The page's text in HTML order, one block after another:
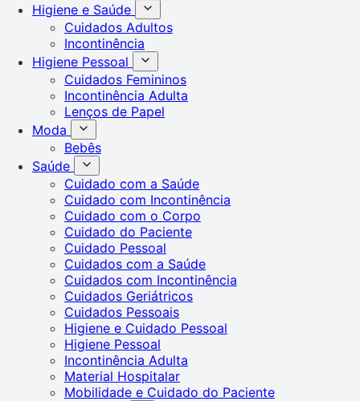
Higiene e Saúde
Cuidados Adultos
Incontinência
Higiene Pessoal
Cuidados Femininos
Incontinência Adulta
Lenços de Papel
Moda
Bebês
Saúde
Cuidado com a Saúde
Cuidado com Incontinência
Cuidado com o Corpo
Cuidado do Paciente
Cuidado Pessoal
Cuidados com a Saúde
Cuidados com Incontinência
Cuidados Geriátricos
Cuidados Pessoais
Higiene e Cuidado Pessoal
Higiene Pessoal
Incontinência Adulta
Material Hospitalar
Mobilidade e Cuidado do Paciente